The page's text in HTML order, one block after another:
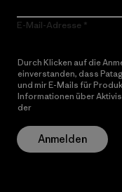
E-Mail-Adresse
Durch Klicken auf die
einverstanden, dass
und mir E-Mails für
Informationen über
der
Anmelden